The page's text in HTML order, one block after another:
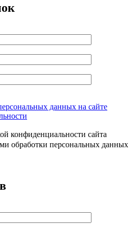
данных на сайте
конфиденциальности сайта
обработки персональных данных